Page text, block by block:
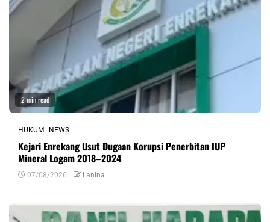
2 min read
HUKUM NEWS
Kejari Enrekang Usut Dugaan Korupsi Penerbitan IUP
Mineral Logam 2018–2024
07/08/2026 Lanina